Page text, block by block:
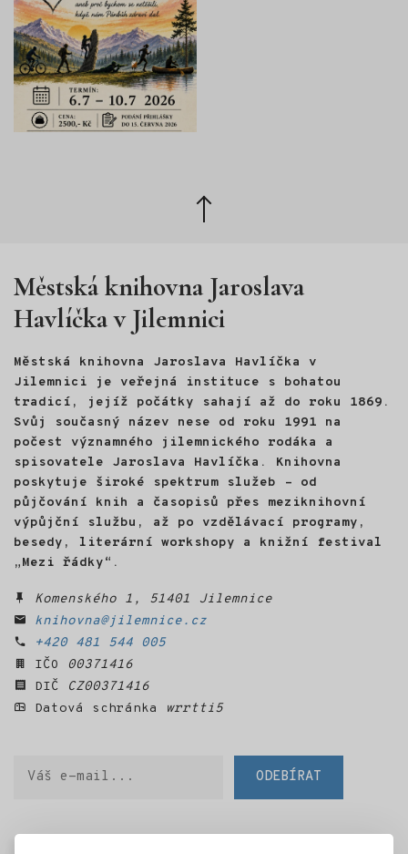
Zpět
nahoru
Městská knihovna Jaroslava
Havlíčka v Jilemnici
Městská knihovna Jaroslava Havlíčka v
Jilemnici je veřejná instituce s bohatou
tradicí, jejíž počátky sahají až do roku 1869.
Svůj současný název nese od roku 1991 na
počest významného jilemnického rodáka a
spisovatele Jaroslava Havlíčka. Knihovna
poskytuje široké spektrum služeb – od
půjčování knih a časopisů přes meziknihovní
výpůjční službu, až po vzdělávací programy,
besedy, literární workshopy a knižní festival
„Mezi řádky“.
Komenského 1, 51401 Jilemnice
knihovna@jilemnice.cz
+420 481 544 005
IČO
00371416
DIČ
CZ00371416
Datová schránka
wrrtti5
ODEBÍRAT